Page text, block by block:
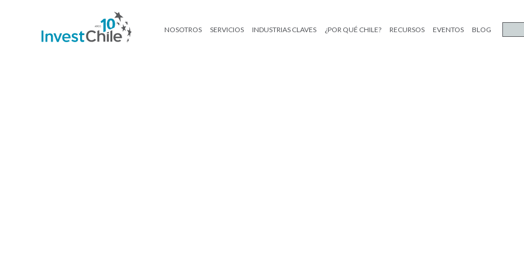
NOSOTROS SERVICIOS INDUSTRIAS CLAVES ¿POR QUÉ CHILE? RECURSOS EVENTOS BLOG